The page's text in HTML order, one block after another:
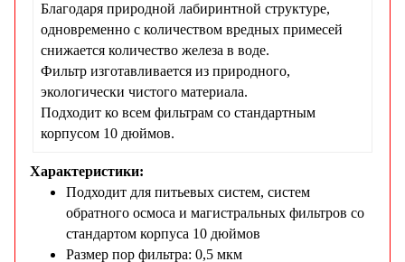
Благодаря природной лабиринтной структуре,
одновременно с количеством вредных примесей
снижается количество железа в воде.
Фильтр изготавливается из природного,
экологически чистого материала.
Подходит ко всем фильтрам со стандартным
корпусом 10 дюймов.
Характеристики:
Подходит для питьевых систем, систем
обратного осмоса и магистральных фильтров со
стандартом корпуса 10 дюймов
Размер пор фильтра: 0,5 мкм